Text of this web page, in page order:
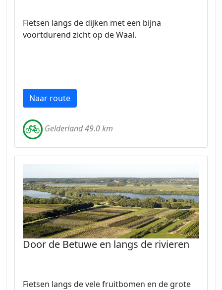
Fietsen langs de dijken met een bijna
voortdurend zicht op de Waal.
Naar route
Gelderland 49.0 km
Door de Betuwe en langs de rivieren
Fietsen langs de vele fruitbomen en de grote